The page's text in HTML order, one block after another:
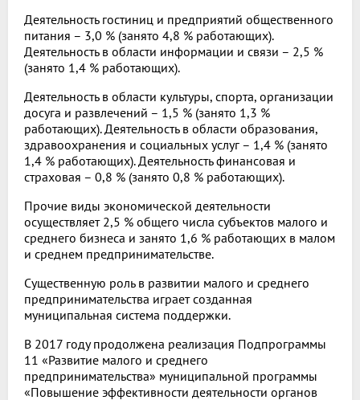
Деятельность гостиниц и предприятий общественного
питания – 3,0 % (занято 4,8 % работающих).
Деятельность в области информации и связи – 2,5 %
(занято 1,4 % работающих).
Деятельность в области культуры, спорта, организации
досуга и развлечений – 1,5 % (занято 1,3 %
работающих). Деятельность в области образования,
здравоохранения и социальных услуг – 1,4 % (занято
1,4 % работающих). Деятельность финансовая и
страховая – 0,8 % (занято 0,8 % работающих).
Прочие виды экономической деятельности
осуществляет 2,5 % общего числа субъектов малого и
среднего бизнеса и занято 1,6 % работающих в малом
и среднем предпринимательстве.
Существенную роль в развитии малого и среднего
предпринимательства играет созданная
муниципальная система поддержки.
В 2017 году продолжена реализация Подпрограммы
11 «Развитие малого и среднего
предпринимательства» муниципальной программы
«Повышение эффективности деятельности органов